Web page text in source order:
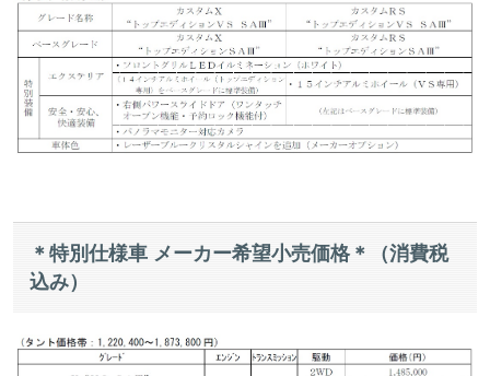
＊特別仕様車 メーカー希望小売価格＊（消費税
込み）